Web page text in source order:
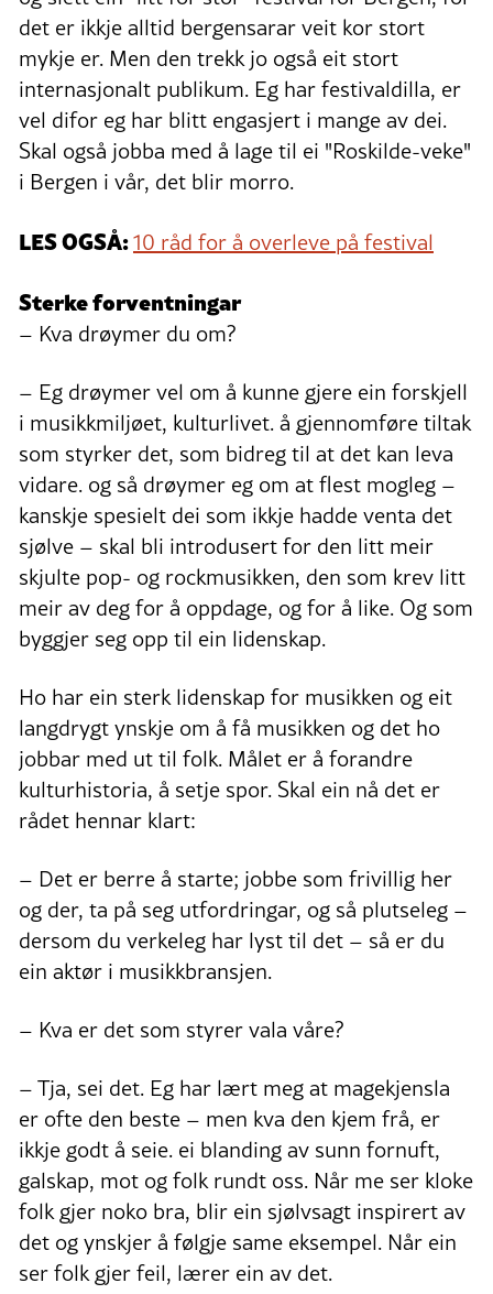
det er ikkje alltid bergensarar veit kor stort
mykje er. Men den trekk jo også eit stort
internasjonalt publikum. Eg har festivaldilla, er
vel difor eg har blitt engasjert i mange av dei.
Skal også jobba med å lage til ei "Roskilde-veke"
i Bergen i vår, det blir morro.
LES OGSÅ:10 råd for å overleve på festival
Sterke forventningar
– Kva drøymer du om?
– Eg drøymer vel om å kunne gjere ein forskjell
i musikkmiljøet, kulturlivet. å gjennomføre tiltak
som styrker det, som bidreg til at det kan leva
vidare. og så drøymer eg om at flest mogleg –
kanskje spesielt dei som ikkje hadde venta det
sjølve – skal bli introdusert for den litt meir
skjulte pop- og rockmusikken, den som krev litt
meir av deg for å oppdage, og for å like. Og som
byggjer seg opp til ein lidenskap.
Ho har ein sterk lidenskap for musikken og eit
langdrygt ynskje om å få musikken og det ho
jobbar med ut til folk. Målet er å forandre
kulturhistoria, å setje spor. Skal ein nå det er
rådet hennar klart:
– Det er berre å starte; jobbe som frivillig her
og der, ta på seg utfordringar, og så plutseleg –
dersom du verkeleg har lyst til det – så er du
ein aktør i musikkbransjen.
– Kva er det som styrer vala våre?
– Tja, sei det. Eg har lært meg at magekjensla
er ofte den beste – men kva den kjem frå, er
ikkje godt å seie. ei blanding av sunn fornuft,
galskap, mot og folk rundt oss. Når me ser kloke
folk gjer noko bra, blir ein sjølvsagt inspirert av
det og ynskjer å følgje same eksempel. Når ein
ser folk gjer feil, lærer ein av det.